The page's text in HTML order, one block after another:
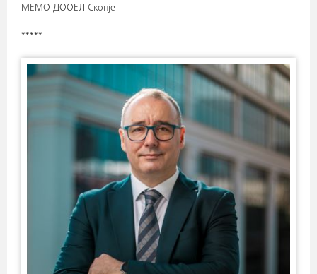
МЕМО ДООЕЛ Скопје
*****